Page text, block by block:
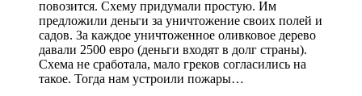
повозится. Схему придумали простую. Им
предложили деньги за уничтожение своих полей и
садов. За каждое уничтоженное оливковое дерево
давали 2500 евро (деньги входят в долг страны).
Схема не сработала, мало греков согласились на
такое. Тогда нам устроили пожары…